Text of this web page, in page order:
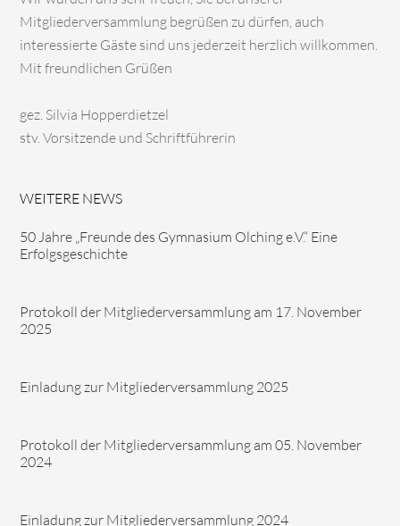
Mitgliederversammlung begrüßen zu dürfen, auch
interessierte Gäste sind uns jederzeit herzlich willkommen.
Mit freundlichen Grüßen
gez. Silvia Hopperdietzel
stv. Vorsitzende und Schriftführerin
WEITERE NEWS
50 Jahre „Freunde des Gymnasium Olching e.V.“ Eine
Erfolgsgeschichte
Protokoll der Mitgliederversammlung am 17. November
2025
Einladung zur Mitgliederversammlung 2025
Protokoll der Mitgliederversammlung am 05. November
2024
Einladung zur Mitgliederversammlung 2024